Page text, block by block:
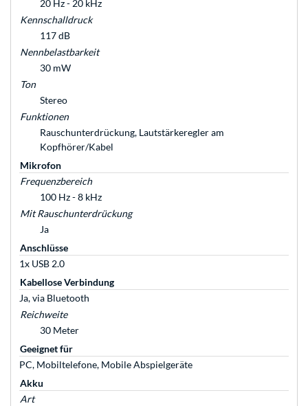
20 Hz - 20 kHz
Kennschalldruck
117 dB
Nennbelastbarkeit
30 mW
Ton
Stereo
Funktionen
Rauschunterdrückung, Lautstärkeregler am
Kopfhörer/Kabel
Mikrofon
Frequenzbereich
100 Hz - 8 kHz
Mit Rauschunterdrückung
Ja
Anschlüsse
1x USB 2.0
Kabellose Verbindung
Ja, via Bluetooth
Reichweite
30 Meter
Geeignet für
PC, Mobiltelefone, Mobile Abspielgeräte
Akku
Art